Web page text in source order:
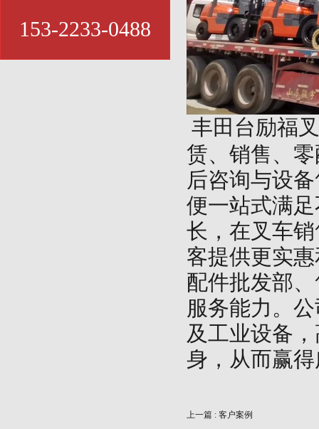
153-2233-0488
丰田台励福
赁、销售、
后咨询与设
便一站式满
长，在叉车
客提供更实
配件批发部
服务能力。
及工业设备
身，从而赢
上一篇 : 客户案例